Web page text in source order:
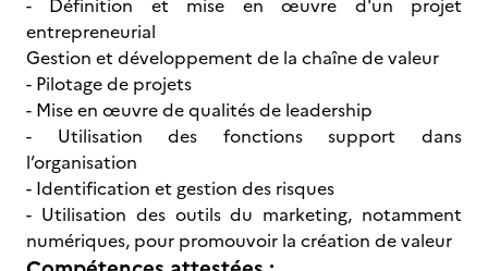
- Définition et mise en œuvre d'un projet
entrepreneurial
Gestion et développement de la chaîne de valeur
- Pilotage de projets
- Mise en œuvre de qualités de leadership
- Utilisation des fonctions support dans
l’organisation
- Identification et gestion des risques
- Utilisation des outils du marketing, notamment
numériques, pour promouvoir la création de valeur